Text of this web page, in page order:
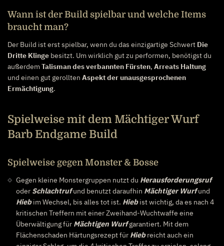
Wann ist der Build spielbar und welche Items
braucht man?
Der Build ist erst spielbar, wenn du das einzigartige Schwert Die
Dritte Klinge besitzt. Um wirklich gut zu performen, benötigst du
außerdem Talisman des verbannten Fürsten, Arreats Haltung
und einen gut gerollten Aspekt der unausgesprochenen
Ermächtigung.
Spielweise mit dem Mächtiger Wurf
Barb Endgame Build
Spielweise gegen Monster & Bosse
Gegen kleine Monstergruppen nutzt du Herausforderungsruf
oder Schlachtrufund benutzt daraufhin Mächtiger Wurfund
Hiebim Wechsel, bis alles tot ist. Hiebist wichtig, da es nach 4
kritischen Treffern mit einer Zweihand-Wuchtwaffe eine
Überwältigung für Mächtigen Wurfgarantiert. Mit dem
Flächenschaden Härtungsrezept für Hiebreicht auch ein